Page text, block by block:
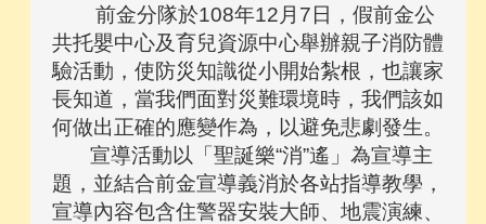
前金分隊於108年12月7日，假前金公
共托嬰中心及育兒資源中心舉辦親子消防體
驗活動，使防災知識從小開始紮根，也讓家
長知道，當我們面對災難環境時，我們該如
何做出正確的應變作為，以避免悲劇發生。
宣導活動以「聖誕樂“消”遙」為宣導主
題，並結合前金宣導義消於各站指導教學，
宣導內容包含住警器安裝大師、地震演練、